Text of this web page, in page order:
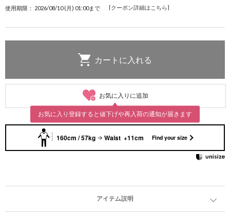
使用期限： 2026/08/10 (月) 01:00まで [クーポン詳細はこちら]
お気に入りに追加
お気に入り登録すると値下げや再入荷の通知が届きます
160cm / 57kg Waist +11cm Find your size
アイテム説明